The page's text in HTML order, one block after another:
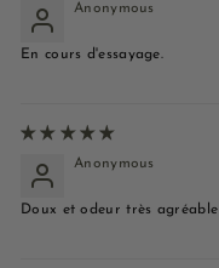
Anonymous
En cours d'essayage.
Anonymous
Doux et odeur très agréable